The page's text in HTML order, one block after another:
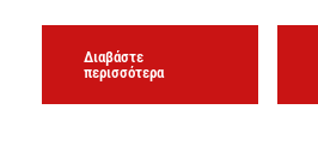
Διαβάστε
περισσότερα